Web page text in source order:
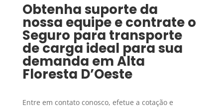
Obtenha suporte da
nossa equipe e contrate o
Seguro para transporte
de carga ideal para sua
demanda emAlta
Floresta D’Oeste
Entre em contato conosco, efetue a cotação e